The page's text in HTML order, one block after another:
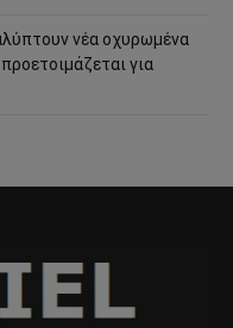
νέα οχυρωμένα
για